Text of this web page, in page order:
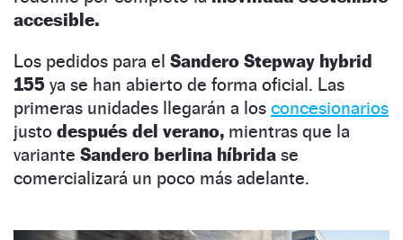
accesible.
Los pedidos para el Sandero Stepway hybrid
155 ya se han abierto de forma oficial. Las
primeras unidades llegarán a los concesionarios
justo después del verano, mientras que la
variante Sandero berlina híbrida se
comercializará un poco más adelante.